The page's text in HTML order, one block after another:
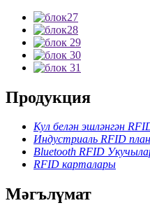
Продукция
Кул белән эшләнгән
Индустриаль RFID
Bluetooth RFID
RFID карталары
Мәгълүмат